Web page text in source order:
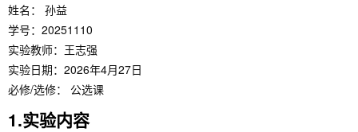
姓名： 孙益
学号：20251110
实验教师：王志强
实验日期：2026年4月27日
必修/选修： 公选课
1.实验内容